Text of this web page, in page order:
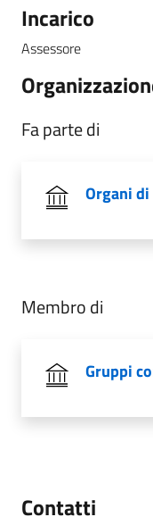
Incarico
Assessore
Fa parte di
Organi
Membro di
Gruppi
Contatti